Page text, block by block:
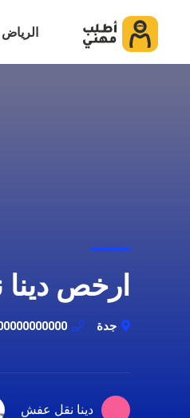
الرياض
ارخص
جدة
دينا نقل عفش